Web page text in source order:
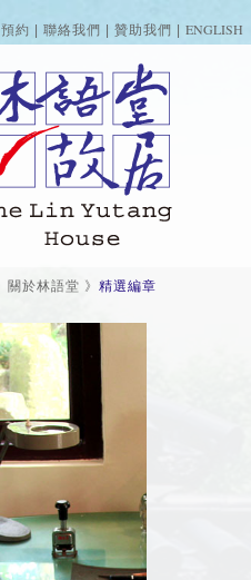
約 聯絡我們 贊助我們 ENGLISH
關於林語堂 》 精選編章